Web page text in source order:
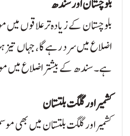
بلوچستان اور سندھ
بلوچستان کے زیادہ تر علاقوں میں
اضلاع میں سرد رہے گا، جہاں تیز
ہے۔ سندھ کے بیشتر اضلاع میں
کشمیر اور گلگت بلتستان
کشمیر اور گلگت بلتستان میں بھی